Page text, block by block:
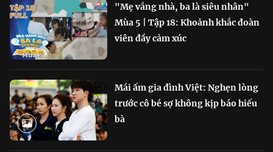
"Mẹ vắng nhà, ba là siêu nhân"
Mùa 5 | Tập 18: Khoảnh khắc đoàn
viên đầy cảm xúc
Mái ấm gia đình Việt: Nghẹn lòng
trước cô bé sợ không kịp báo hiếu
bà